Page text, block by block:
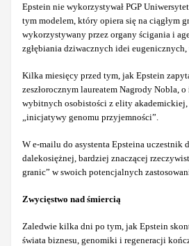
Epstein nie wykorzystywał PGP
tym modelem, który opiera się na ciągłym
wykorzystywany przez organy ścigania i
zgłębiania dziwacznych idei
Kilka miesięcy przed tym, jak Epstein
zeszłorocznym laureatem Nagrody Nobla,
wybitnych osobistości z elity akademickiej,
„inicjatywy genomu przyjemności”.
W e-mailu do asystenta Epsteina uczestnik
dalekosiężnej, bardziej znaczącej
granic” w swoich potencjalnych
Zwycięstwo nad śmiercią
Zaledwie kilka dni po tym, jak Epstein
świata biznesu, genomiki i regeneracji